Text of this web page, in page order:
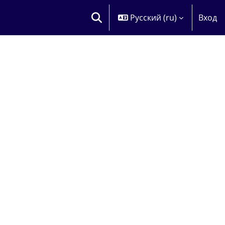
ИЗМЕНИТЬ ДАННЫЕ ПОИСКОВОЙ
Русский ‎(ru)‎ Вход